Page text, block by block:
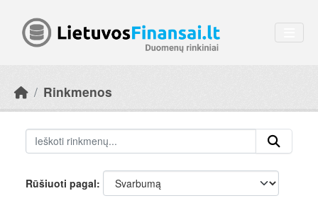
Rinkmenos
Rūšiuoti pagal